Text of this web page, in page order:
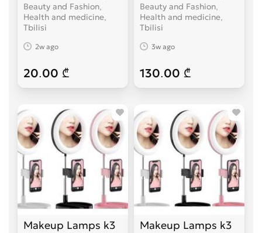
Beauty and Fashion,
Health and medicine
Tbilisi
2w ago
20.00 ₾
Beauty and Fashion,
Health and medicine
Tbilisi
3w ago
130.00 ₾
Makeup Lamps k3 Makeup Lamps k3